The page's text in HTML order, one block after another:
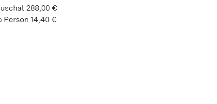
288,00 €
Person 14,40 €